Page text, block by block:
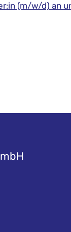
(m/w/d) an